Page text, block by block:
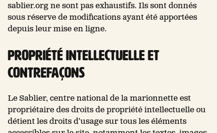
sablier.org ne sont pas exhaustifs. Ils sont donnés
sous réserve de modifications ayant été apportées
depuis leur mise en ligne.
Propriété intellectuelle et
contrefaçons
Le Sablier, centre national de la marionnette est
propriétaire des droits de propriété intellectuelle ou
détient les droits d’usage sur tous les éléments